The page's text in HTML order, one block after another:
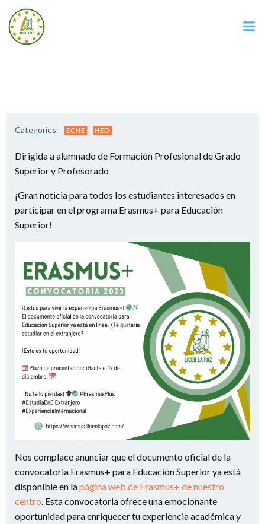
Categories: ECHE HED
Dirigida a alumnado de Formación Profesional de Grado
Superior y Profesorado
¡Gran noticia para todos los estudiantes interesados en
participar en el programa Erasmus+ para Educación
Superior!
Nos complace anunciar que el documento oficial de la
convocatoria Erasmus+ para Educación Superior ya está
disponible en lapágina web de Erasmus+ de nuestro
centro . Esta convocatoria ofrece una emocionante
oportunidad para enriquecer tu experiencia académica y